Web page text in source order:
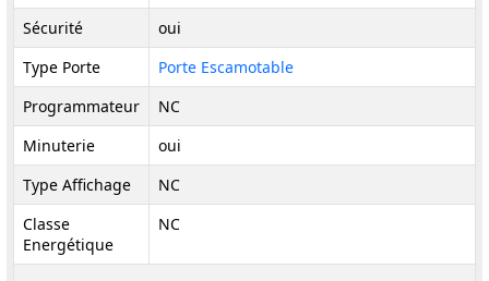
Sécurité
oui
Type Porte
Porte Escamotable
Programmateur
NC
Minuterie
oui
Type Affichage
NC
Classe
Energétique
NC